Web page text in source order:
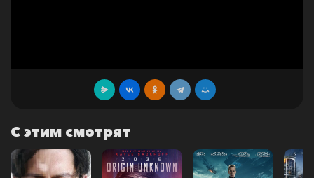
С этим смотрят